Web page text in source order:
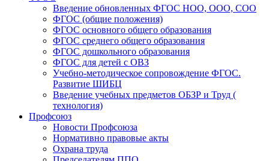
Введение обновленных ФГОС НОО, ООО, СОО
ФГОС (общие положения)
ФГОС основного общего образования
ФГОС среднего общего образования
ФГОС дошкольного образования
ФГОС для детей с ОВЗ
Учебно-методическое сопровождение ФГОС.
Развитие ШИБЦ
Введение учебных предметов ОБЗР и Труд (
технология)
Профсоюз
Новости Профсоюза
Нормативно правовые акты
Охрана труда